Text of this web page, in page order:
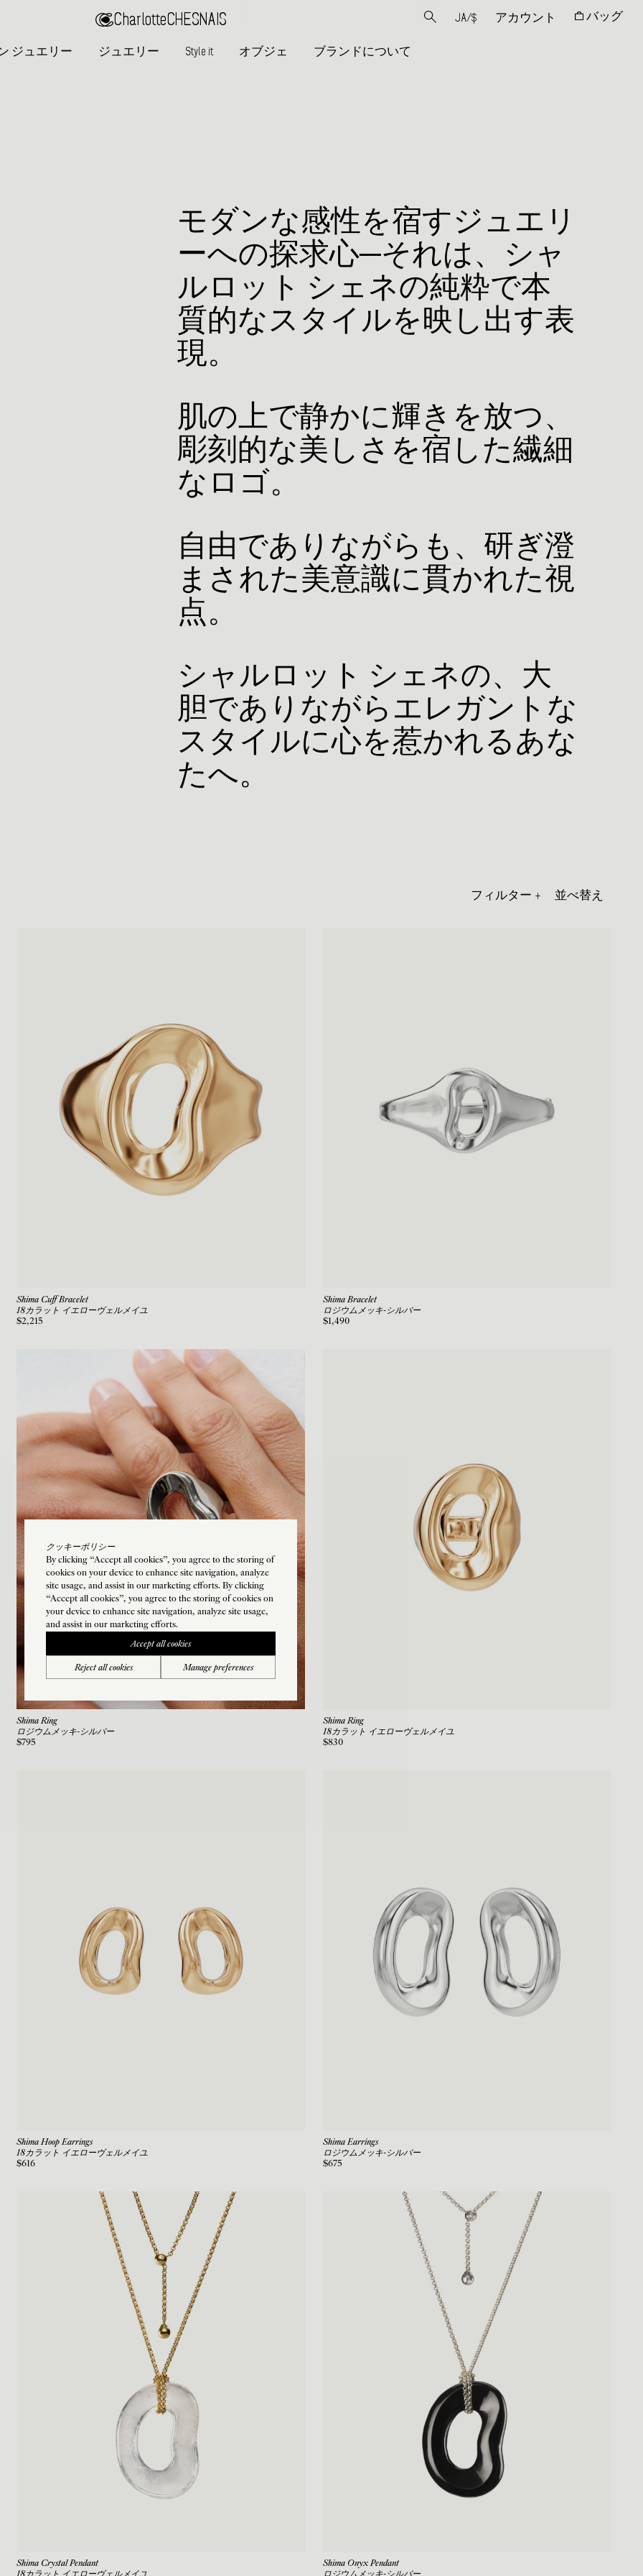
CharlotteCHESNAIS JA/$ アカウント バッグ
ジュエリー ジュエリー Style it オブジェ ブランドについて
モダンな感性を宿すジュエリ
ーへの探求心─それは、シャ
ルロット シェネの純粋で本
質的なスタイルを映し出す表
現。
肌の上で静かに輝きを放つ、
彫刻的な美しさを宿した繊細
なロゴ。
自由でありながらも、研ぎ澄
まされた美意識に貫かれた視
点。
シャルロット シェネの、大
胆でありながらエレガントな
スタイルに心を惹かれるあな
たへ。
フィルター + 並べ替え
Shima Cuff Bracelet
18カラット イエローヴェルメイユ
$2,215
Shima Bracelet
ロジウムメッキ-シルバー
$1,490
Shima Ring
ロジウムメッキ-シルバー
$795
Shima Ring
18カラット イエローヴェルメイユ
$830
Shima Hoop Earrings
18カラット イエローヴェルメイユ
$616
Shima Earrings
ロジウムメッキ-シルバー
$675
Shima Crystal Pendant
Shima Onyx Pendant
クッキーポリシー
By clicking “Accept all cookies”, you agree to the storing of
cookies on your device to enhance site navigation, analyze
site usage, and assist in our marketing efforts. By clicking
“Accept all cookies”, you agree to the storing of cookies on
your device to enhance site navigation, analyze site usage,
and assist in our marketing efforts.
Reject all cookies Manage preferences
Accept all cookies